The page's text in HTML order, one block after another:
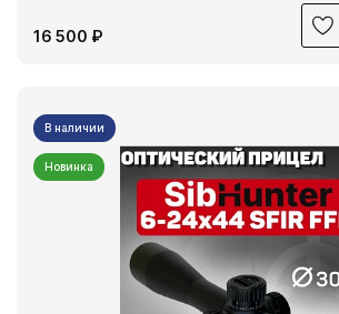
16 500 ₽
В наличии
Новинка